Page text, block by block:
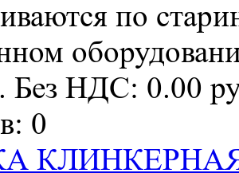
по
Без НДС: 0.00